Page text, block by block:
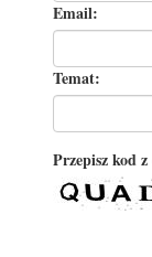
Email:
Temat:
Przepisz kod